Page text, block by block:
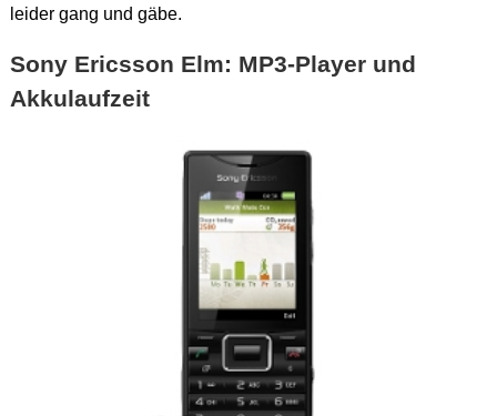
leider gang und gäbe.
Sony Ericsson Elm: MP3-Player und
Akkulaufzeit